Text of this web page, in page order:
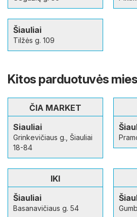
Šiauliai
Tilžės g. 109
Kitos parduotuvės
ČIA MARKET
Siauliai
Grinkevičiaus g., Šiauliai
18-84
IKI
Šiauliai
Basanavičiaus g. 54